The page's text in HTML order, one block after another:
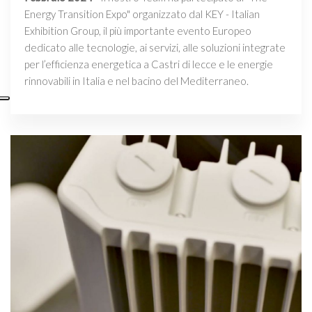
Energy Transition Expo" organizzato dal KEY - Italian
Exhibition Group, il più importante evento Europeo
dedicato alle tecnologie, ai servizi, alle soluzioni integrate
per l’efficienza energetica a Castri di lecce e le energie
rinnovabili in Italia e nel bacino del Mediterraneo.